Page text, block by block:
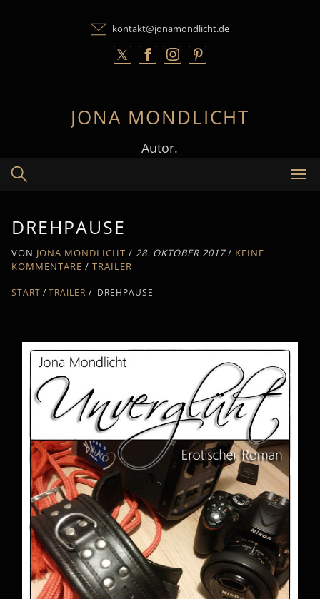
kontakt@jonamondlicht.de
JONA MONDLICHT
Autor.
DREHPAUSE
VON JONA MONDLICHT / 28. OKTOBER 2017/ KEINE
KOMMENTARE / TRAILER
START TRAILER / DREHPAUSE